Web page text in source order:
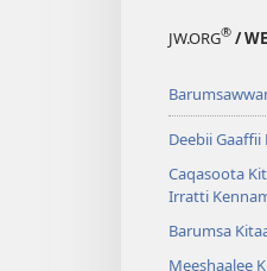
JW.ORG® /
Deebii
Caqasoota
Irratti
Barumsa
Meeshaalee